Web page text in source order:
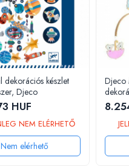
dekorációs készlet
Djeco
HUF
NEM ELÉRHETŐ
Nem elérhető
Djeco